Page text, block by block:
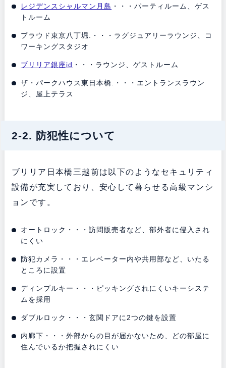
レジデンスシャルマン月島 ・・・パーティルーム、ゲス
トルーム
プラウド東京八丁堀.・・・ラグジュアリーラウンジ、コ
ワーキングスタジオ
ブリリア銀座id ・・・ラウンジ、ゲストルーム
ザ・パークハウス東日本橋.・・・エントランスラウン
ジ、屋上テラス
2-2. 防犯性について
ブリリア日本橋三越前は以下のようなセキュリティ
設備が充実しており、安心して暮らせる高級マンシ
ョンです。
オートロック・・・訪問販売者など、部外者に侵入され
にくい
防犯カメラ・・・エレベーター内や共用部など、いたる
ところに設置
ディンプルキー・・・ピッキングされにくいキーシステ
ムを採用
ダブルロック・・・玄関ドアに2つの鍵を設置
内廊下・・・外部からの目が届かないため、どの部屋に
住んでいるか把握されにくい